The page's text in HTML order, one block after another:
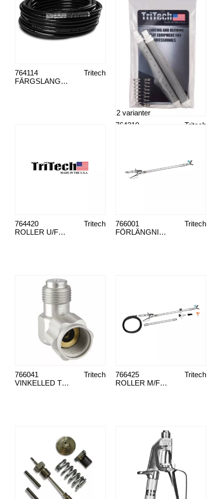
FÄRGSLANG 1/4"
Tritech
764114
Tritech
764210
2 varianter
ROLLER U/FÄRGPISTOL UNI-SPRAY
Tritech
764420
FÖRLÄNGNINGSSKAFT KOMP. 1,20 M
Tritech
766001
VINKELLED TRITECH G 7/8"
Tritech
766041
ROLLER M/FÄRGPISTOL UNI-SPRAY
Tritech
766425